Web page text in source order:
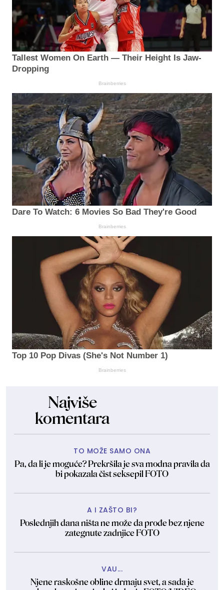
Tallest Women On Earth — Their Height Is Jaw-
Dropping
Brainberries
Dare To Watch: 6 Movies So Bad They're Good
Brainberries
Top 10 Pop Divas (She's Not Number 1)
Brainberries
Najviše
komentara
TO MOŽE SAMO ONA
Pa, da li je moguće? Prekršila je sva modna pravila da
bi pokazala čist seksepil FOTO
A I ZAŠTO BI?
Poslednjih dana ništa ne može da prođe bez njene
zategnute zadnjice FOTO
VAU...
Njene raskošne obline drmaju svet, a sada je